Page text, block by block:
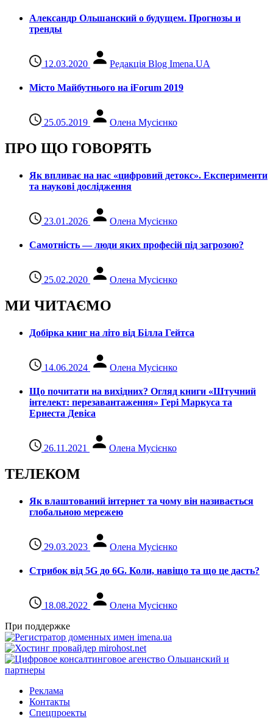
Александр Ольшанский о будущем. Прогнозы и
тренды
12.03.2020 Редакція Blog Imena.UA
Місто Майбутнього на iForum 2019
25.05.2019 Олена Мусієнко
ПРО ЩО ГОВОРЯТЬ
Як впливає на нас «цифровий детокс». Експерименти
та наукові дослідження
23.01.2026 Олена Мусієнко
Самотність — люди яких професій під загрозою?
25.02.2020 Олена Мусієнко
МИ ЧИТАЄМО
Добірка книг на літо від Білла Гейтса
14.06.2024 Олена Мусієнко
Що почитати на вихідних? Огляд книги «Штучний
інтелект: перезавантаження» Гері Маркуса та
Ернеста Девіса
26.11.2021 Олена Мусієнко
ТЕЛЕКОМ
Як влаштований інтернет та чому він називається
глобальною мережею
29.03.2023 Олена Мусієнко
Стрибок від 5G до 6G. Коли, навіщо та що це даcть?
18.08.2022
Олена Мусієнко
При поддержке
Реклама
Контакты
Спецпроекты